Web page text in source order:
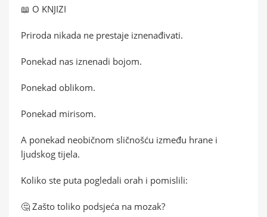
📖 O KNJIZI
Priroda nikada ne prestaje iznenađivati.
Ponekad nas iznenadi bojom.
Ponekad oblikom.
Ponekad mirisom.
A ponekad neobičnom sličnošću između hrane i
ljudskog tijela.
Koliko ste puta pogledali orah i pomislili:
🤔 Zašto toliko podsjeća na mozak?